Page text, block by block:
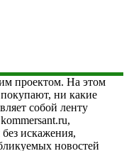
проектом. На этом
ни какие
собой ленту
искажения,
новостей